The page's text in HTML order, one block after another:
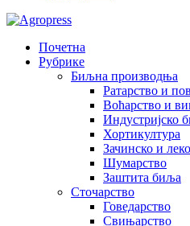
Почетна
Рубрике
Биљна производња
Ратарство и
Воћарство и
Индустријско
Хортикултура
Зачинско и
Шумарство
Заштита биља
Сточарство
Говедарство
Свињарство